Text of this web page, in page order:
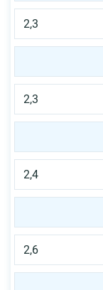
2,3
2,3
2,4
2,6